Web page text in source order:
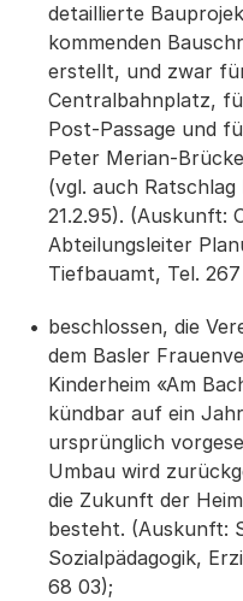
detaillierte
kommenden
erstellt, und zwar
Centralbahnplatz,
Post-Passage und
Peter Merian-
(vgl. auch
21.2.95). (Auskunft:
Abteilungsleiter
Tiefbauamt, Tel.
beschlossen, die
dem Basler
Kinderheim «Am
kündbar auf ein
ursprünglich
Umbau wird
die Zukunft der
besteht. (Auskunft:
Sozialpädagogik,
68 03);